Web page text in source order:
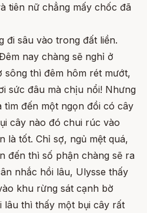
tiên nữ chẳng mấy chốc đã
đi sâu vào trong đất liền.
nay chàng sẽ nghỉ ở
sông thì đêm hôm rét mướt,
sức đâu mà chịu nổi! Nhưng
tìm đến một ngọn đồi có cây
cây nào đó chui rúc vào
là tốt. Chỉ sợ, ngủ mệt quá,
đến thì số phận chàng sẽ ra
nhắc hồi lâu, Ulysse thấy
khu rừng sát cạnh bờ
lâu thì thấy một bụi cây rất